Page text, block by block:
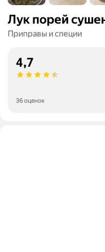
Лук порей
Приправы и специи
4,7
36 оценок